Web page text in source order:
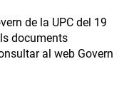
de la UPC del 19
documents
al web Govern